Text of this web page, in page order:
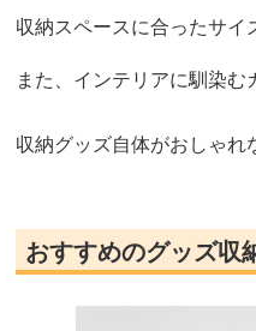
収納スペースに合ったサ
また、インテリアに馴染
収納グッズ自体がおしゃ
おすすめのグッズ収